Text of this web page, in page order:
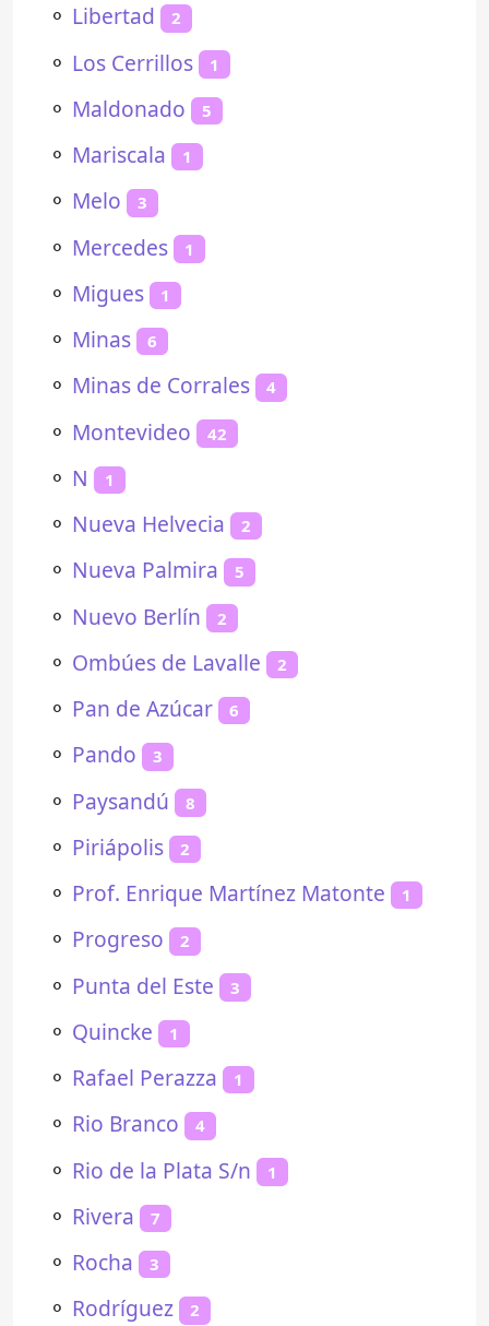
⚬ Libertad 2
⚬ Los Cerrillos 1
⚬ Maldonado 5
⚬ Mariscala 1
⚬ Melo 3
⚬ Mercedes 1
⚬ Migues 1
⚬ Minas 6
⚬ Minas de Corrales 4
⚬ Montevideo 42
⚬ N 1
⚬ Nueva Helvecia 2
⚬ Nueva Palmira 5
⚬ Nuevo Berlín 2
⚬ Ombúes de Lavalle 2
⚬ Pan de Azúcar 6
⚬ Pando 3
⚬ Paysandú 8
⚬ Piriápolis 2
⚬ Prof. Enrique Martínez Matonte 1
⚬ Progreso 2
⚬ Punta del Este 3
⚬ Quincke 1
⚬ Rafael Perazza 1
⚬ Rio Branco 4
⚬ Rio de la Plata S/n 1
⚬ Rivera 7
⚬ Rocha 3
⚬ Rodríguez 2